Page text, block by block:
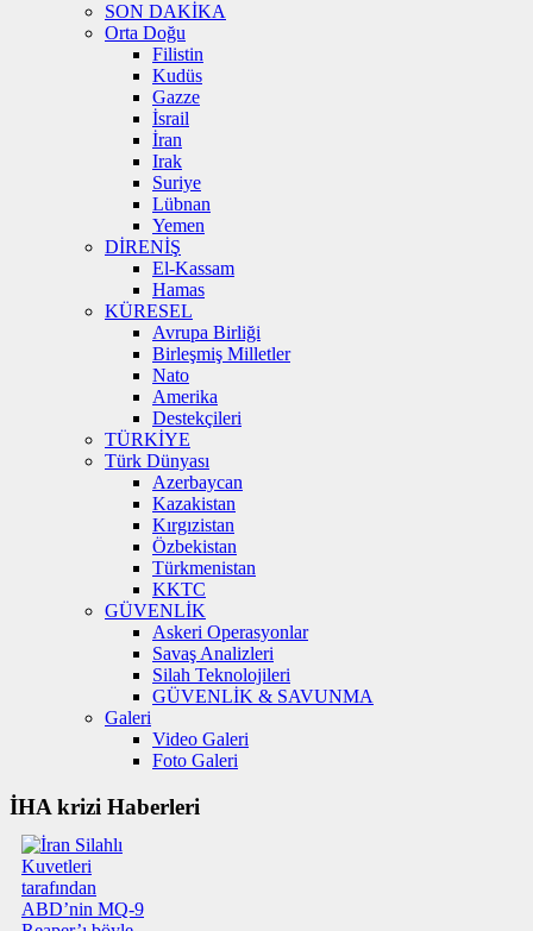
SON DAKİKA
Orta Doğu
Filistin
Kudüs
Gazze
İsrail
İran
Irak
Suriye
Lübnan
Yemen
DİRENİŞ
El-Kassam
Hamas
KÜRESEL
Avrupa Birliği
Birleşmiş Milletler
Nato
Amerika
Destekçileri
TÜRKİYE
Türk Dünyası
Azerbaycan
Kazakistan
Kırgızistan
Özbekistan
Türkmenistan
KKTC
GÜVENLİK
Askeri Operasyonlar
Savaş Analizleri
Silah Teknolojileri
GÜVENLİK & SAVUNMA
Galeri
Video Galeri
Foto Galeri
İHA krizi Haberleri